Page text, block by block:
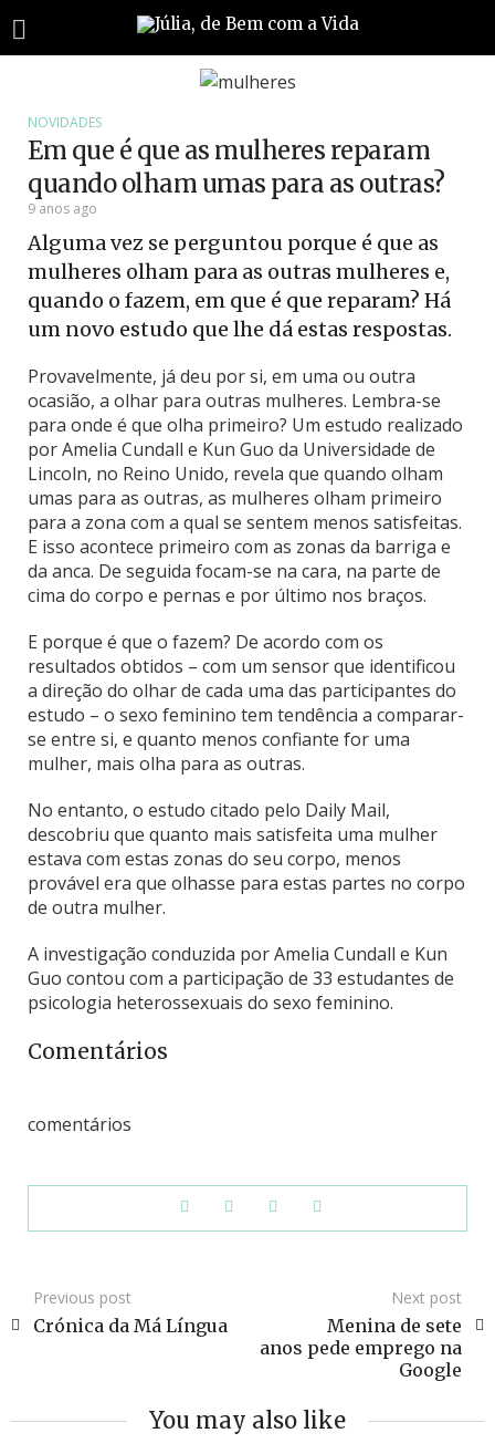
NOVIDADES
Em que é que as mulheres reparam
quando olham umas para as outras?
9 anos ago
Alguma vez se perguntou porque é que as
mulheres olham para as outras mulheres e,
quando o fazem, em que é que reparam? Há
um novo estudo que lhe dá estas respostas.
Provavelmente, já deu por si, em uma ou outra
ocasião, a olhar para outras mulheres. Lembra-se
para onde é que olha primeiro? Um estudo realizado
por Amelia Cundall e Kun Guo da Universidade de
Lincoln, no Reino Unido, revela que quando olham
umas para as outras, as mulheres olham primeiro
para a zona com a qual se sentem menos satisfeitas.
E isso acontece primeiro com as zonas da barriga e
da anca. De seguida focam-se na cara, na parte de
cima do corpo e pernas e por último nos braços.
E porque é que o fazem? De acordo com os
resultados obtidos – com um sensor que identificou
a direção do olhar de cada uma das participantes do
estudo – o sexo feminino tem tendência a comparar-
se entre si, e quanto menos confiante for uma
mulher, mais olha para as outras.
No entanto, o estudo citado pelo Daily Mail,
descobriu que quanto mais satisfeita uma mulher
estava com estas zonas do seu corpo, menos
provável era que olhasse para estas partes no corpo
de outra mulher.
A investigação conduzida por Amelia Cundall e Kun
Guo contou com a participação de 33 estudantes de
psicologia heterossexuais do sexo feminino.
Comentários
comentários
Previous post
Crónica da Má Língua
Next post
Menina de sete
anos pede emprego na
Google
You may also like